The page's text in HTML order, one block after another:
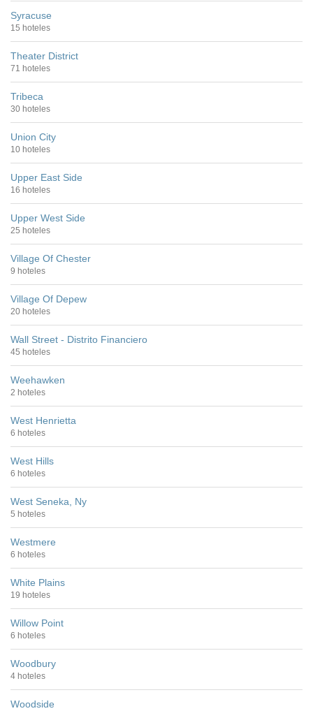
Syracuse
15 hoteles
Theater District
71 hoteles
Tribeca
30 hoteles
Union City
10 hoteles
Upper East Side
16 hoteles
Upper West Side
25 hoteles
Village Of Chester
9 hoteles
Village Of Depew
20 hoteles
Wall Street - Distrito Financiero
45 hoteles
Weehawken
2 hoteles
West Henrietta
6 hoteles
West Hills
6 hoteles
West Seneka, Ny
5 hoteles
Westmere
6 hoteles
White Plains
19 hoteles
Willow Point
6 hoteles
Woodbury
4 hoteles
Woodside